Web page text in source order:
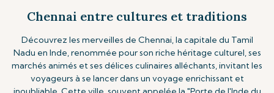
Chennai entre cultures et traditions
Découvrez les merveilles de Chennai, la capitale du Tamil
Nadu en Inde, renommée pour son riche héritage culturel, ses
marchés animés et ses délices culinaires alléchants, invitant les
voyageurs à se lancer dans un voyage enrichissant et